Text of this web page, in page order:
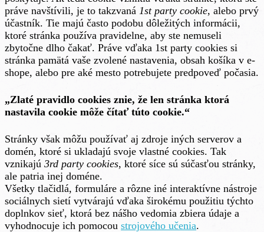
práve navštívili, je to takzvaná 1st party cookie, alebo prvý
účastník. Tie majú často podobu dôležitých informácii,
ktoré stránka používa pravidelne, aby ste nemuseli
zbytočne dlho čakať. Práve vďaka 1st party cookies si
stránka pamätá vaše zvolené nastavenia, obsah košíka v e-
shope, alebo pre aké mesto potrebujete predpoveď počasia.
„Zlaté pravidlo cookies znie, že len stránka ktorá
nastavila cookie môže čítať túto cookie.“
Stránky však môžu používať aj zdroje iných serverov a
domén, ktoré si ukladajú svoje vlastné cookies. Tak
vznikajú 3rd party cookies, ktoré síce sú súčasťou stránky,
ale patria inej doméne.
Všetky tlačidlá, formuláre a rôzne iné interaktívne nástroje
sociálnych sietí vytvárajú vďaka širokému použitiu týchto
doplnkov sieť, ktorá bez nášho vedomia zbiera údaje a
vyhodnocuje ich pomocou strojového učenia.